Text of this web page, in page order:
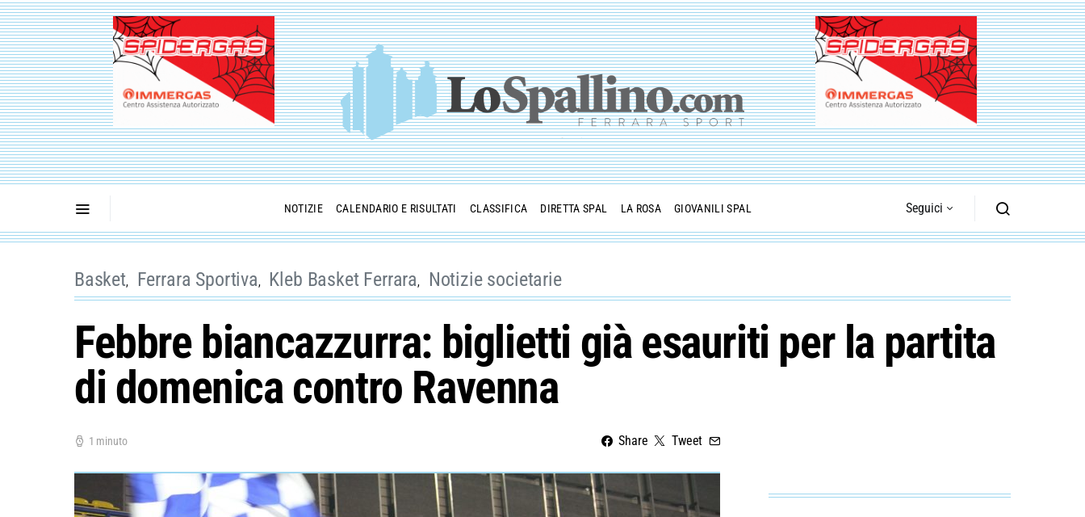
NOTIZIE CALENDARIO E RISULTATI CLASSIFICA DIRETTA SPAL LA ROSA GIOVANILI SPAL Seguici
Basket Ferrara Sportiva Kleb Basket Ferrara Notizie societarie
Febbre biancazzurra: biglietti già esauriti per la partita
di domenica contro Ravenna
1 minuto Share Tweet